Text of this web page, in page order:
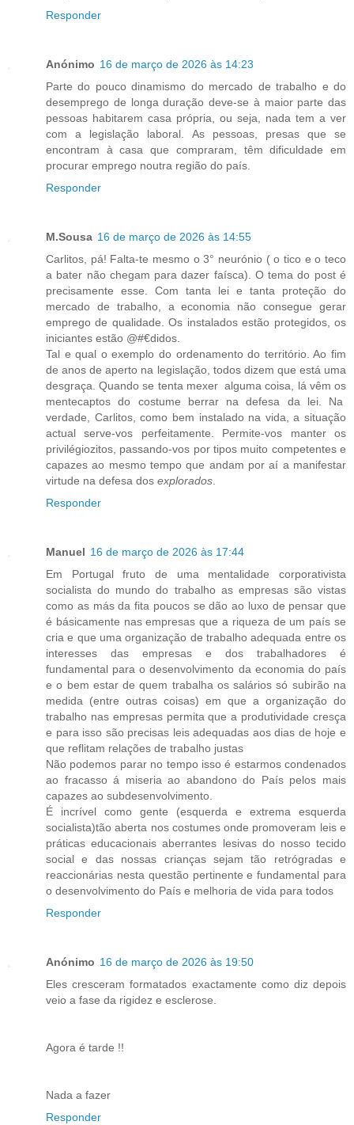
Responder
Anónimo 16 de março de 2026 às 14:23
Parte do pouco dinamismo do mercado de trabalho e do
desemprego de longa duração deve-se à maior parte das
pessoas habitarem casa própria, ou seja, nada tem a ver
com a legislação laboral. As pessoas, presas que se
encontram à casa que compraram, têm dificuldade em
procurar emprego noutra região do país.
Responder
M.Sousa 16 de março de 2026 às 14:55
Carlitos, pá! Falta-te mesmo o 3° neurónio ( o tico e o teco
a bater não chegam para dazer faísca). O tema do post é
precisamente esse. Com tanta lei e tanta proteção do
mercado de trabalho, a economia não consegue gerar
emprego de qualidade. Os instalados estão protegidos, os
iniciantes estão @#€didos.
Tal e qual o exemplo do ordenamento do território. Ao fim
de anos de aperto na legislação, todos dizem que está uma
desgraça. Quando se tenta mexer alguma coisa, lá vêm os
mentecaptos do costume berrar na defesa da lei. Na
verdade, Carlitos, como bem instalado na vida, a situação
actual serve-vos perfeitamente. Permite-vos manter os
privilégiozitos, passando-vos por tipos muito competentes e
capazes ao mesmo tempo que andam por aí a manifestar
virtude na defesa dos explorados
Responder
Manuel 16 de março de 2026 às 17:44
Em Portugal fruto de uma mentalidade corporativista
socialista do mundo do trabalho as empresas são vistas
como as más da fita poucos se dão ao luxo de pensar que
é básicamente nas empresas que a riqueza de um país se
cria e que uma organização de trabalho adequada entre os
interesses das empresas e dos trabalhadores é
fundamental para o desenvolvimento da economia do país
e o bem estar de quem trabalha os salários só subirão na
medida (entre outras coisas) em que a organização do
trabalho nas empresas permita que a produtividade cresça
e para isso são precisas leis adequadas aos dias de hoje e
que reflitam relações de trabalho justas
Não podemos parar no tempo isso é estarmos condenados
ao fracasso á miseria ao abandono do País pelos mais
capazes ao subdesenvolvimento.
É incrível como gente (esquerda e extrema esquerda
socialista)tão aberta nos costumes onde promoveram leis e
práticas educacionais aberrantes lesivas do nosso tecido
social e das nossas crianças sejam tão retrógradas e
reaccionárias nesta questão pertinente e fundamental para
o desenvolvimento do País e melhoria de vida para todos
Responder
Anónimo 16 de março de 2026 às 19:50
Eles cresceram formatados exactamente como diz depois
veio a fase da rigidez e esclerose.
Agora é tarde !!
Nada a fazer
Responder